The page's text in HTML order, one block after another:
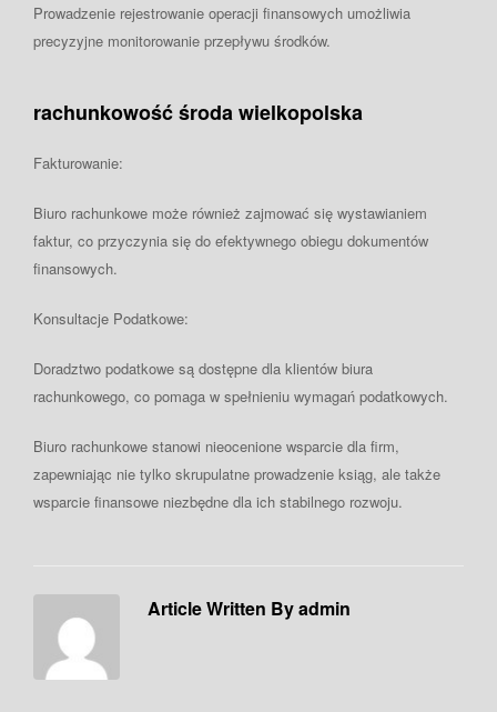
Prowadzenie rejestrowanie operacji finansowych umożliwia
precyzyjne monitorowanie przepływu środków.
rachunkowość środa wielkopolska
Fakturowanie:
Biuro rachunkowe może również zajmować się wystawianiem
faktur, co przyczynia się do efektywnego obiegu dokumentów
finansowych.
Konsultacje Podatkowe:
Doradztwo podatkowe są dostępne dla klientów biura
rachunkowego, co pomaga w spełnieniu wymagań podatkowych.
Biuro rachunkowe stanowi nieocenione wsparcie dla firm,
zapewniając nie tylko skrupulatne prowadzenie ksiąg, ale także
wsparcie finansowe niezbędne dla ich stabilnego rozwoju.
Article Written By admin